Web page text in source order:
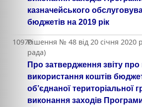
казначейського
бюджетів на 2019 рік
10970Рішення № 48 від 20 січня 2020
рада)
Про затвердження звіту
використання коштів
об’єднаної територіальної
виконання заходів